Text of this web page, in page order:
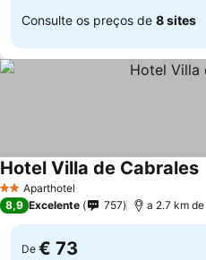
Consulte os preços de 8 sites
2 EstrelasAparthotel
Hotel Villa de Cabrales
8,9 Excelente 757 a 2.7 km
De € 73